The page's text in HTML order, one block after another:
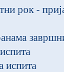
рок -
испита